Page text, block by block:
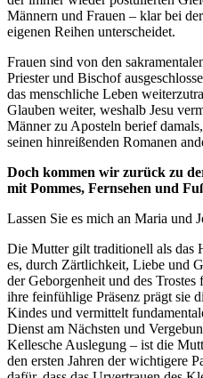
Männern und Frauen – klar bei
eigenen Reihen unterscheidet.
Frauen sind von den
Priester und Bischof
das menschliche Leben
Glauben weiter, weshalb Jesu
Männer zu Aposteln berief
seinen hinreißenden Romanen
Doch kommen wir zurück zu
mit Pommes, Fernsehen und
Lassen Sie es mich an Maria und
Die Mutter gilt traditionell als das
es, durch Zärtlichkeit, Liebe und
der Geborgenheit und des
ihre feinfühlige Präsenz prägt sie
Kindes und vermittelt
Dienst am Nächsten und
Kellesche Auslegung – ist die
den ersten Jahren der wichtigere